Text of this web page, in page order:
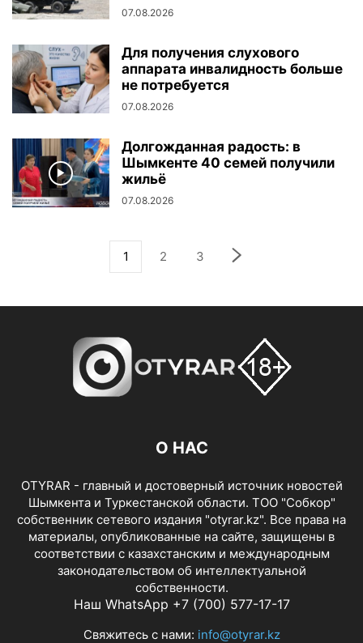
07.08.2026
Для получения слухового
аппарата инвалидность больше
не потребуется
07.08.2026
Долгожданная радость: в
Шымкенте 40 семей получили
жильё
07.08.2026
1 2 3
О НАС
OTYRAR - главный и достоверный источник новостей
Шымкента и Туркестанской области. ТОО "Собкор"
собственник сетевого издания "otyrar.kz". Все права на
материалы, опубликованные на сайте, защищены в
соответствии с казахстанским и международным
законодательством об интеллектуальной
собственности.
Наш WhatsApp +7 (700) 577-17-17
Свяжитесь с нами: info@otyrar.kz